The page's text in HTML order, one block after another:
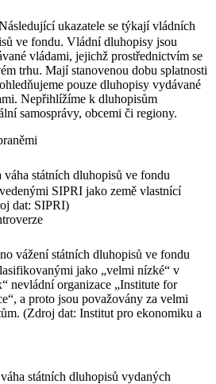
ukazatele se týkají vládních
ve fondu. Vládní dluhopisy jsou
vládami, jejichž prostřednictvím se
trhu. Mají stanovenou dobu splatnosti
pouze dluhopisy vydávané
Nepřihlížíme k dluhopisům
samosprávy, obcemi či regiony.
váha státních dluhopisů ve fondu
SIPRI jako země vlastnící
dat: SIPRI)
vážení státních dluhopisů ve fondu
jako „velmi nízké“ v
nevládní organizace „Institute for
a proto jsou považovány za velmi
(Zdroj dat: Institut pro ekonomiku a
státních dluhopisů vydaných